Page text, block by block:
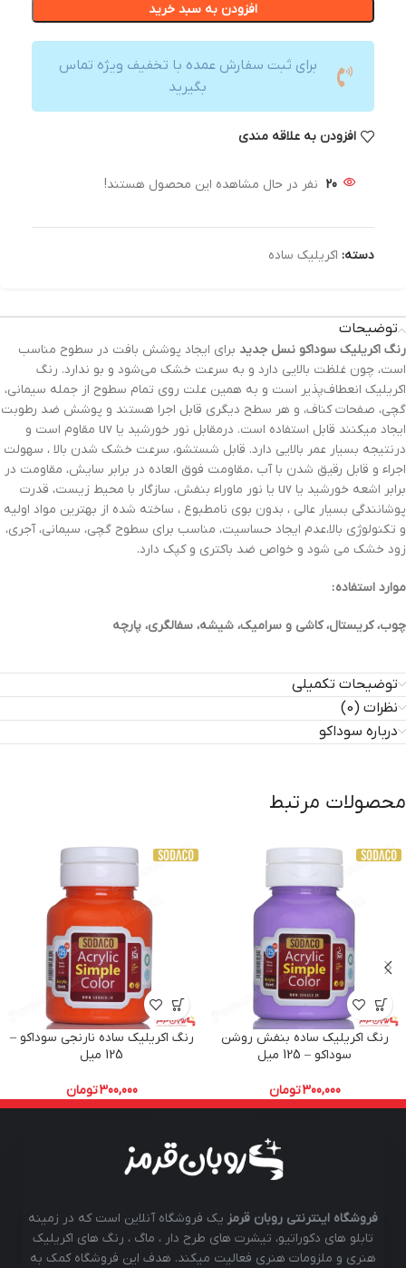
افزودن به سبد خرید
برای ثبت سفارش عمده با تخفیف ویژه تماس
بگیرید
افزودن به علاقه مندی
20 نفر در حال مشاهده این محصول هستند!
دسته: اکریلیک ساده
توضیحات
رنگ‌ اکریلیک سوداکو نسل جدید برای ایجاد پوشش بافت در سطوح مناسب
است، چون غلظت بالایی دارد و به سرعت خشک می‌شود و بو ندارد. رنگ
اکریلیک انعطاف‌پذیر است و به همین علت روی تمام سطوح از جمله سیمانی،
گچی، صفحات کناف، و هر سطح دیگری قابل اجرا هستند و پوشش ضد رطوبت
ایجاد میکنند قابل استفاده است. درمقابل نور خورشید یا uv مقاوم است و
درنتیجه بسیار عمر بالایی دارد. قابل شستشو، سرعت خشک شدن بالا ، سهولت
اجراء و قابل رقیق شدن با آب ،مقاومت فوق العاده در برابر سایش، مقاومت در
برابر اشعه خورشید یا uv یا نور ماوراء بنفش، سازگار با محیط زیست، قدرت
پوشانندگی بسیار عالی ، بدون بوی نامطبوع ، ساخته شده از بهترین مواد اولیه
و تکنولوژی بالا،عدم ایجاد حساسیت، مناسب برای سطوح گچی، سیمانی، آجری،
زود خشک می شود و خواص ضد باکتری و کپک دارد.
موارد استفاده :
چوب، کریستال، کاشی و سرامیک، شیشه، سفالگری، پارچه
توضیحات تکمیلی
نظرات (0)
درباره سوداکو
محصولات مرتبط
رنگ اکریلیک ساده بنفش روشن
سوداکو – 125 میل
300,000تومان
رنگ اکریلیک ساده نارنجی سوداکو –
125 میل
300,000تومان
فروشگاه اینترنتی روبان قرمز یک فروشگاه آنلاین است که در زمینه
تابلو های دکوراتیو، تیشرت های طرح دار ، ماگ ، رنگ های اکریلیک
هنری و ملزومات هنری فعالیت میکند. هدف این فروشگاه کمک به